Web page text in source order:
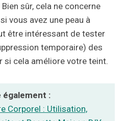
sûr, cela ne concerne
vous avez une peau à
être intéressant de tester
temporaire) des
si cela améliore votre teint.
également :
Corporel : Utilisation,